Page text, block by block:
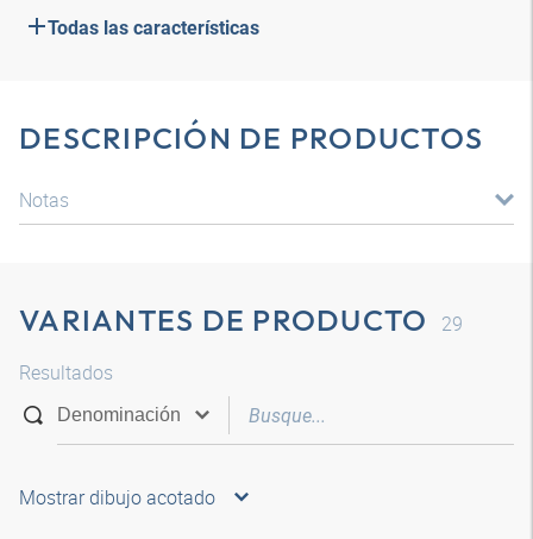
Todas las características
DESCRIPCIÓN DE PRODUCTOS
Notas
VARIANTES DE PRODUCTO
29
Resultados
Mostrar dibujo acotado